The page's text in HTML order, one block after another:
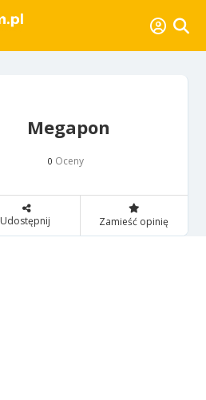
Megapon
0 Oceny
Udostępnij Zamieść opinię